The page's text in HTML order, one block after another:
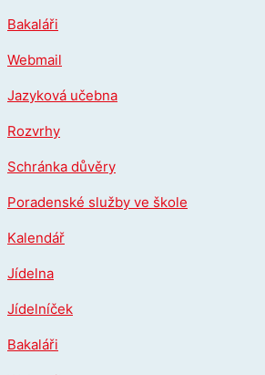
na
obsah
Bakaláři
Webmail
Jazyková učebna
Rozvrhy
Schránka důvěry
Poradenské služby ve škole
Kalendář
Jídelna
Jídelníček
Bakaláři